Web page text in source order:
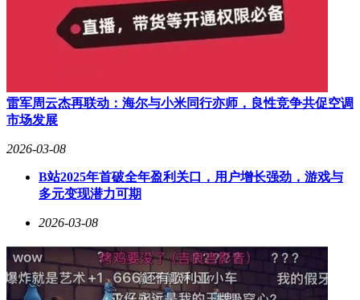
在氟化冷却液、冷板组件等液冷技术领域已构建完整专利体
系，这与秦淮数据面临的散热挑战形成战略契合。当前AI算
力机柜功率普遍突破100kW，远超传统风冷15kW的上限，液
冷技术与算力负载的动态适配"，使氟化工板块升级为算力基
础设施的关键技术支撑。
这场并购的时间线充满戏剧性：2025年9月首次披露参股方案
成280亿元现金收购；2月5日引入19家战略投资者；2月24日停
牌筹划控股权变更；3月6日最终确定发行股份收购方案。这种
全资控股目标。
当3月9日复牌钟声响起，资本市场将用资金流向作出判断。但
可以确定的是，云锋新创的入局绝非简单财务投资——从秦淮
数据的算力底座到阿里云的操作系统，从液冷技术的深度整合
雷军周云杰再联动：海尔与小米同行亦师，良性竞争共促空调
市场发展
2026-03-08
B站2025年首破全年盈利关口，用户增长强劲，游戏与
多元变现潜力可期
2026-03-08